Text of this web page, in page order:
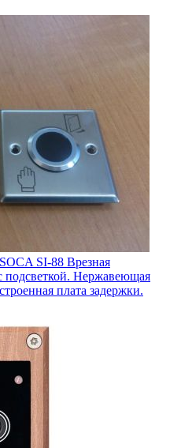
SI-88 Врезная
подсветкой. Нержавеющая
плата задержки.